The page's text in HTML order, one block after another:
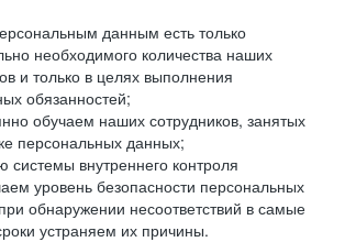
данным есть только
необходимого количества наших
и только в целях выполнения
обязанностей;
обучаем наших сотрудников, занятых
персональных данных;
внутреннего контроля
уровень безопасности персональных
обнаружении несоответствий в самые
устраняем их причины.